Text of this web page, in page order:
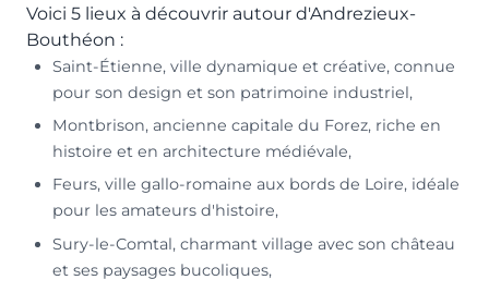
Voici 5 lieux à découvrir autour d'Andrezieux-
Bouthéon :
Saint-Étienne, ville dynamique et créative, connue
pour son design et son patrimoine industriel,
Montbrison, ancienne capitale du Forez, riche en
histoire et en architecture médiévale,
Feurs, ville gallo-romaine aux bords de Loire, idéale
pour les amateurs d'histoire,
Sury-le-Comtal, charmant village avec son château
et ses paysages bucoliques,